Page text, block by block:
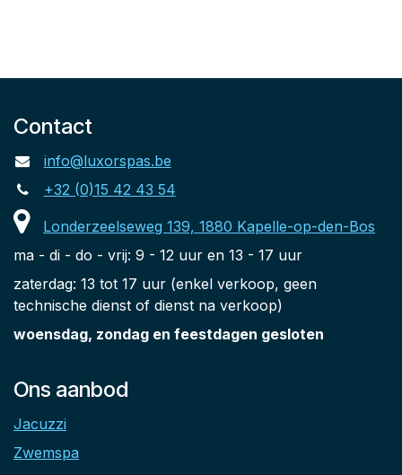
Contact
info@luxorspas.be
+32 (0)15 42 43 54
Londerzeelseweg 139, 1880 Kapelle-op-den-Bos
ma - di - do - vrij: 9 - 12 uur en 13 - 17 uur
zaterdag: 13 tot 17 uur (enkel verkoop, geen
technische dienst of dienst na verkoop)
woensdag, zondag en feestdagen gesloten
Ons aanbod
Jacuzzi
Zwemspa